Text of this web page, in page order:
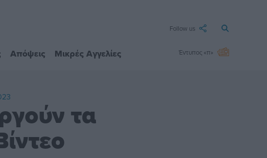
Follow us
Απόψεις Μικρές Αγγελίες Έντυπος «π»
τα